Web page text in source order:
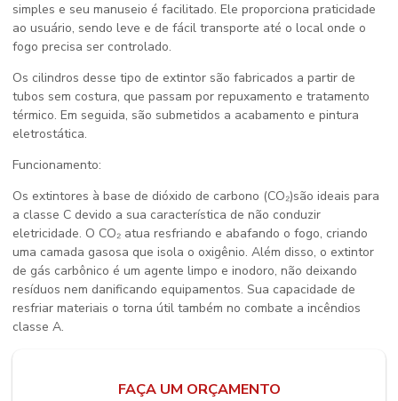
simples e seu manuseio é facilitado. Ele proporciona praticidade
ao usuário, sendo leve e de fácil transporte até o local onde o
fogo precisa ser controlado.
Os cilindros desse tipo de extintor são fabricados a partir de
tubos sem costura, que passam por repuxamento e tratamento
térmico. Em seguida, são submetidos a acabamento e pintura
eletrostática.
Funcionamento:
Os extintores à base de dióxido de carbono (CO₂)são ideais para
a classe C devido a sua característica de não conduzir
eletricidade. O CO₂ atua resfriando e abafando o fogo, criando
uma camada gasosa que isola o oxigênio. Além disso, o extintor
de gás carbônico é um agente limpo e inodoro, não deixando
resíduos nem danificando equipamentos. Sua capacidade de
resfriar materiais o torna útil também no combate a incêndios
classe A.
FAÇA UM ORÇAMENTO